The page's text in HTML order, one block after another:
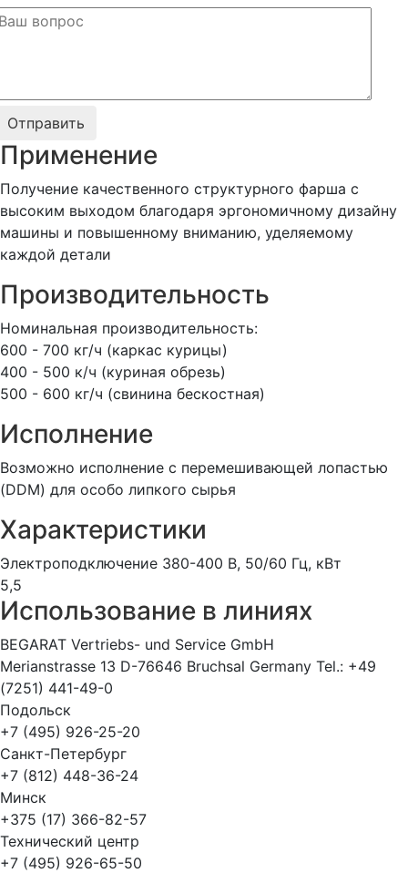
Применение
Получение качественного структурного фарша с
высоким выходом благодаря эргономичному дизайну
машины и повышенному вниманию, уделяемому
каждой детали
Производительность
Номинальная производительность:
600 - 700 кг/ч (каркас курицы)
400 - 500 к/ч (куриная обрезь)
500 - 600 кг/ч (свинина бескостная)
Исполнение
Возможно исполнение с перемешивающей лопастью
(DDM) для особо липкого сырья
Характеристики
Электроподключение 380-400 В, 50/60 Гц, кВт
5,5
Использование в линиях
BEGARAT Vertriebs- und Service GmbH
Merianstrasse 13 D-76646 Bruchsal Germany Tel.: +49
(7251) 441-49-0
Подольск
+7 (495) 926-25-20
Санкт-Петербург
+7 (812) 448-36-24
Минск
+375 (17) 366-82-57
Технический центр
+7 (495) 926-65-50